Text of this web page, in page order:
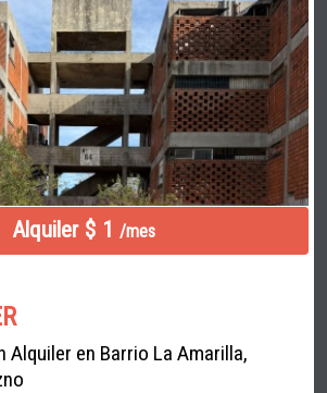
Alquiler $ 1 /mes
Alquiler en Barrio La Amarilla,